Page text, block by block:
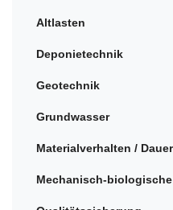
Altlasten
Deponietechnik
Geotechnik
Grundwasser
Materialverhalten /
Mechanisch-